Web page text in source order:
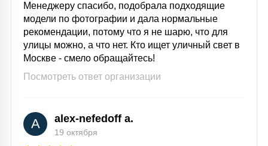
Менеджеру спасибо, подобрала подходящие
модели по фотографии и дала нормальные
рекомендации, потому что я не шарю, что для
улицы можно, а что нет. Кто ищет уличный свет в
Москве - смело обращайтесь!
Посмотреть ответ организации
A alex-nefedoff a.
19 октября